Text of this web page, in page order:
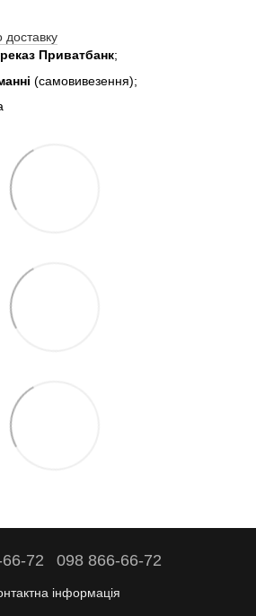
доставку
Приватбанк;
(самовивезення);
72 098 866-66-72
інформація